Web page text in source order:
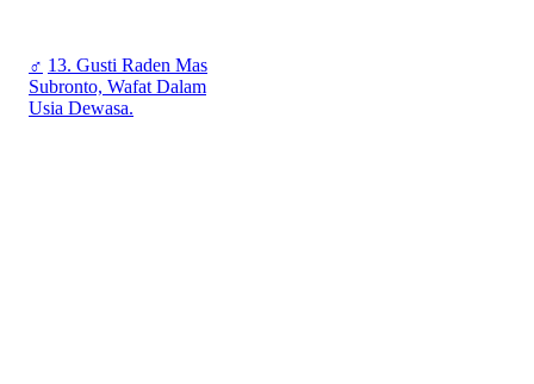
♂ 13. Gusti Raden Mas
Subronto, Wafat Dalam
Usia Dewasa.